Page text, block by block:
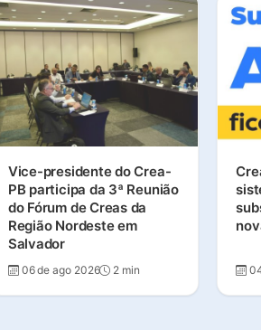
Vice-presidente do Crea-
PB participa da 3ª Reunião
do Fórum de Creas da
Região Nordeste em
Salvador
06 de ago 2026 2 min